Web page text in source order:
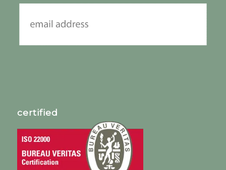
certified